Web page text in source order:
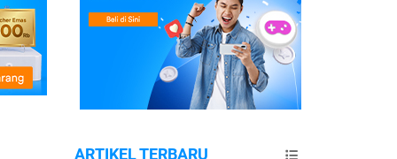
ARTIKEL TERBARU